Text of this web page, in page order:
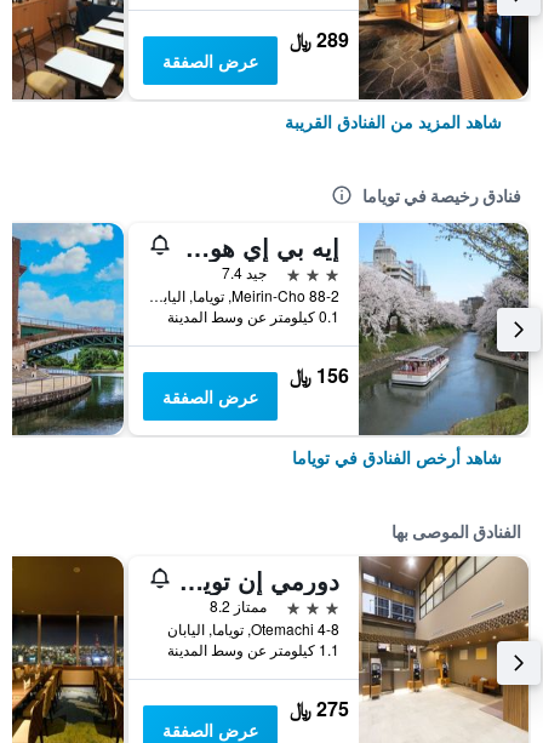
289 ﷼
عرض الصفقة
شاهد المزيد من الفنادق القريبة
فنادق رخيصة في توياما
إيه بي إي هوتل توياما إكيماي
3 نجوم
جيد 7.4
88-2 Meirin-Cho, توياما, اليابان
0.1 كيلومتر عن وسط المدينة
156 ﷼
عرض الصفقة
شاهد أرخص الفنادق في توياما
الفنادق الموصى بها
دورمي إن توياما ناتشورال هوت سبرينج
3 نجوم
ممتاز 8.2
4-8 Otemachi, توياما, اليابان
1.1 كيلومتر عن وسط المدينة
275 ﷼
عرض الصفقة